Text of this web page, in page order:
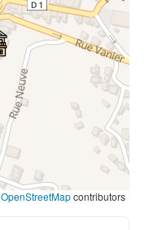
OpenStreetMapcontributors